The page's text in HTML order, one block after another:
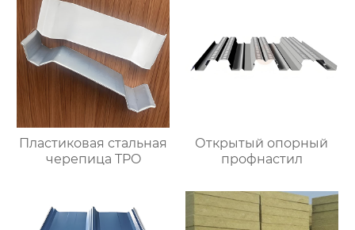
Пластиковая стальная
черепица TPO
Открытый опорный
профнастил